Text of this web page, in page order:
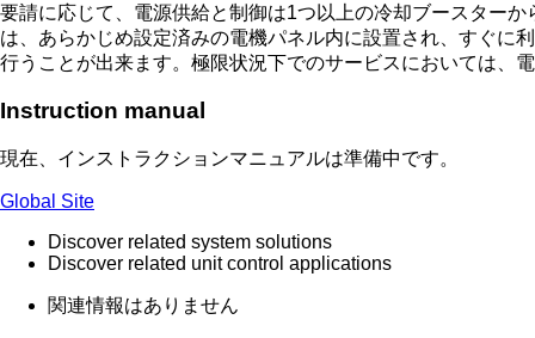
要請に応じて、電源供給と制御は1つ以上の冷却ブースター
は、あらかじめ設定済みの電機パネル内に設置され、すぐに
行うことが出来ます。極限状況下でのサービスにおいては、
Instruction manual
現在、インストラクションマニュアルは準備中です。
Global Site
Discover related system solutions
Discover related unit control applications
関連情報はありません